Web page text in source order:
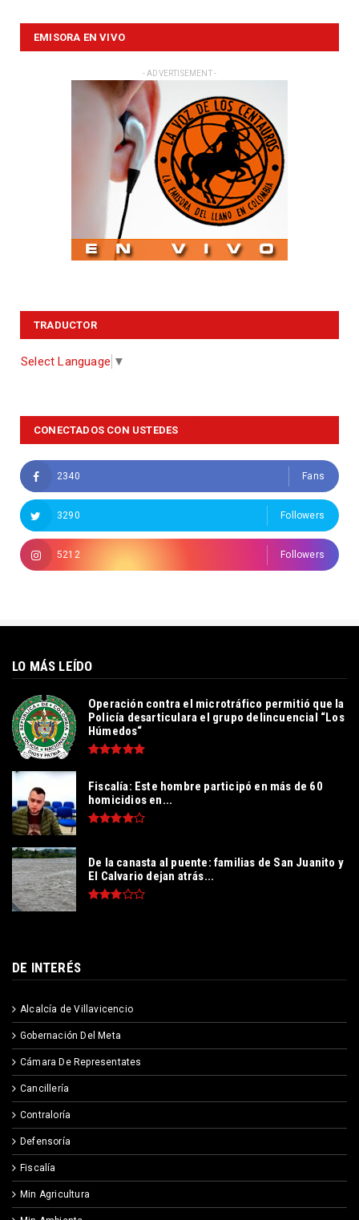
EMISORA EN VIVO
- ADVERTISEMENT -
TRADUCTOR
Select Language ▼
CONECTADOS CON USTEDES
2340 Fans
3290 Followers
5212 Followers
LO MÁS LEÍDO
Operación contra el microtráfico permitió que la
Policía desarticulara el grupo delincuencial “Los
Húmedos“
Fiscalía: Este hombre participó en más de 60
homicidios en...
De la canasta al puente: familias de San Juanito y
El Calvario dejan atrás...
DE INTERÉS
Alcalcía de Villavicencio
Gobernación Del Meta
Cámara De Representates
Cancillería
Contraloría
Defensoría
Fiscalía
Min Agricultura